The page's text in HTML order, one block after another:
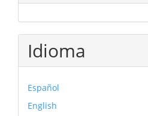
Idioma
Español
English